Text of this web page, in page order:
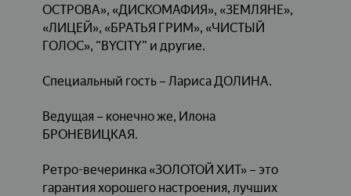
ОСТРОВА», «ДИСКОМАФИЯ», «ЗЕМЛЯНЕ»,
«ЛИЦЕЙ», «БРАТЬЯ ГРИМ», «ЧИСТЫЙ
ГОЛОС», “BYCITY” и другие.
Специальный гость – Лариса ДОЛИНА.
Ведущая – конечно же, Илона
БРОНЕВИЦКАЯ.
Ретро-вечеринка «ЗОЛОТОЙ ХИТ» – это
гарантия хорошего настроения, лучших